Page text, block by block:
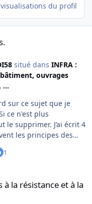
visualisations du profil
situé dans INFRA :
ouvrages
...
sur ce sujet que je
ce n'est plus
J’ai écrit 4
les principes des
plus simple au plus
etc. selon qu’ils
partir de 3 leviers, ils
1
la résistance et à la